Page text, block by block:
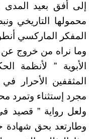
إلى أفق بعيد المدى
محمولها التاريخي
المفكر الماركسي
وما نراه من خروج
الأبوية ” لأنظمة
المثقفين الأحرار
مجرد إستثناء وتمرد
ولعل رواية ” قصيد
وطارتعد بحق